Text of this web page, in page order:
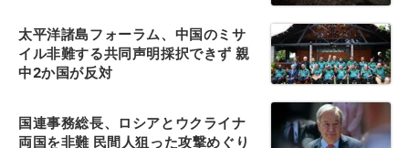
太平洋諸島フォーラム、中国のミサ
イル非難する共同声明採択できず 親
中2か国が反対
国連事務総長、ロシアとウクライナ
両国を非難 民間人狙った攻撃めぐり